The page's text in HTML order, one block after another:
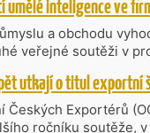
která propojuje
CzechTrade a
jednoho partnera pro
expanzi.
a obchodu
veřejné soutěži v
Vývoj a Inovace
které bylo podáno
dotaci o
630 mil. Kč bude
Českých Exportérů
ročníku soutěže, v